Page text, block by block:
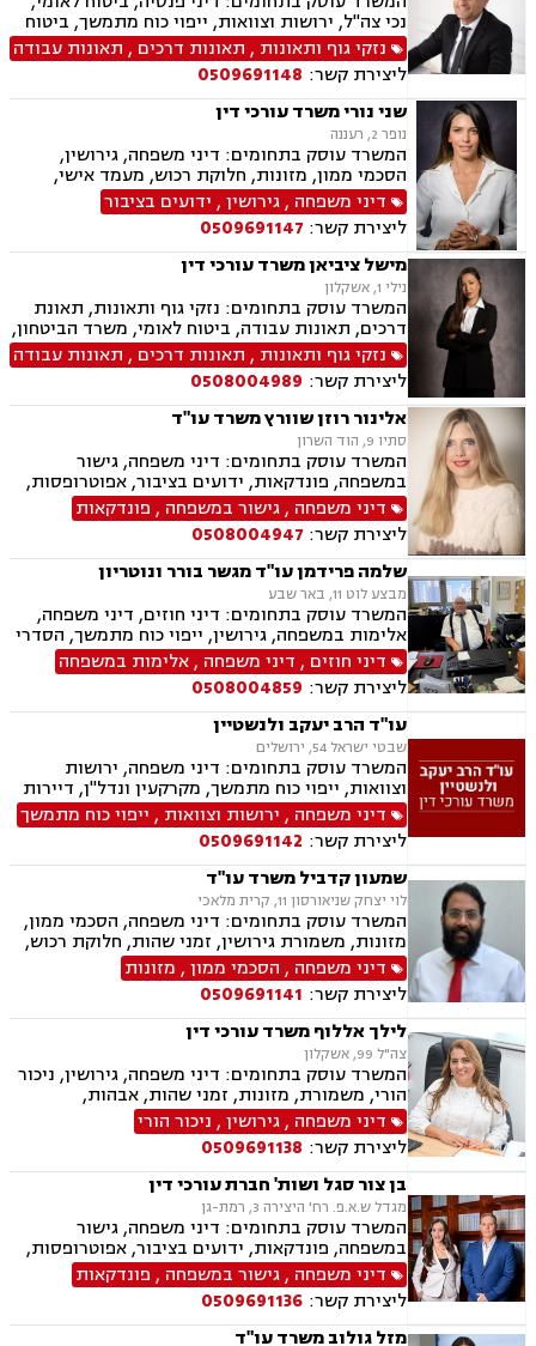
נכי צה"ל, ירושות וצוואות, ייפוי כוח מתמשך, ביטוח
סיעודי, תביעות ביטוח ונזקי רכוש, נזקי גוף ותאונות,
תאונות דרכים, תאונות עבודה, בריאות הנפש, אובדן
כושר עבודה, תאונות תלמידים, רשלנות רפואית.
נזקי גוף ותאונות , תאונות דרכים , תאונות עבודה
ליצירת קשר: 0509691148
שני נורי משרד עורכי דין
נופר 2, רעננה
המשרד עוסק בתחומים: דיני משפחה, גירושין,
הסכמי ממון, מזונות, חלוקת רכוש, מעמד אישי,
תיאום הורי, זמני שהות, אלימות במשפחה, ניכור
הורי, אפוטרופסות, ירושות וצוואות, גישור במשפחה,
ליטיגציה, ייפוי כוח מתמשך
דיני משפחה ,גירושין, ידועים בציבור
ליצירת קשר: 0509691147
מישל ציביאן משרד עורכי דין
נילי 1, אשקלון
המשרד עוסק בתחומים: נזקי גוף ותאונות, תאונת
דרכים, תאונות עבודה, ביטוח לאומי, משרד הביטחון,
נכי צה"ל, נזקי רכוש, ירושות וצוואות, ייפוי כוח
מתמשך, תאונות עקב רשלנות, תאונות תלמידים.
נזקי גוף ותאונות , תאונות דרכים , תאונות עבודה
ליצירת קשר: 0508004989
אלינור רוזן שוורץ משרד עו"ד
סתיו 9, הוד השרון
המשרד עוסק בתחומים: דיני משפחה, גישור
במשפחה, פונדקאות, ידועים בציבור, אפוטרופסות,
פונדקאות חו"ל גיאורגיה, גירושין, הורות חד מינית,
חלוקת רכוש, מעמד אישי, תיאום הורי, חטיפת ילדים,
זמני שהות, ניכור הורי, עסקאות במתנה, ייפוי כוח
מתמשך, ירושות וצוואות.
דיני משפחה ,גישור במשפחה , פונדקאות
ליצירת קשר: 0508004947
שלמה פרידמן עו"ד מגשר בורר ונוטריון
מבצע לוט 11, באר שבע
המשרד עוסק בתחומים: דיני חוזים, דיני משפחה,
אלימות במשפחה, גירושין, ייפוי כוח מתמשך, הסדרי
ראיה, מזונות, ירושות וצוואות, הסכמי ממון, גישור
במשפחה, חדלות פירעון, דיני עבודה, זכויות נשים
בהריון, עסקאות מכר דירה
דיני חוזים , דיני משפחה ,אלימות במשפחה
ליצירת קשר: 0508004859
עו"ד הרב יעקב ולנשטיין
שבטי ישראל 54, ירושלים
המשרד עוסק בתחומים: דיני משפחה, ירושות
וצוואות, ייפוי כוח מתמשך, מקרקעין ונדל"ן, דיירות
מוגנת, עסקאות מכר דירה
דיני משפחה , ירושות וצוואות , ייפוי כוח מתמשך
ליצירת קשר: 0509691142
שמעון קדביל משרד עו"ד
לוי יצחק שניאורסון 11, קרית מלאכי
המשרד עוסק בתחומים: דיני משפחה, הסכמי ממון,
מזונות, משמורת גירושין, זמני שהות, חלוקת רכוש,
מעמד אישי, ניכור הורי, העברת בין דורית, ירושות
וצוואות, ייפוי כוח מתמשך, דיני חוזים, נדל"ן
ומקרקעין, עסקאות מכר דירה, פינוי מושכר
דיני משפחה , הסכמי ממון, מזונות
ליצירת קשר: 0509691141
לילך אללוף משרד עורכי דין
צה"ל 99, אשקלון
המשרד עוסק בתחומים: דיני משפחה, גירושין, ניכור
הורי, משמורת, מזונות, זמני שהות, אבהות,
אפוטרופסות, גישור, חוק הנוער, חלוקת רכוש, ייפוי
כוח מתמשך חדלות פירעון, הוצאה לפועל, מחיקת
והסדרי חובות, פשיטת רגל.
דיני משפחה ,גירושין, ניכור הורי
ליצירת קשר: 0509691138
בן צור סגל ושות' חברת עורכי דין
מגדל ש.א.פ. רח' היצירה 3, רמת-גן
המשרד עוסק בתחומים: דיני משפחה, גישור
במשפחה, פונדקאות, ידועים בציבור, אפוטרופסות,
הסכמי ממון, אבהות, מזונות, החזקת ילדים, גירושין,
הורות חד מינית, נישואים אזרחיים, חוק הנוער,
אימוץ, חלוקת רכוש, מעמד אישי, תיאום הורי, חטיפת
ילדים, זמני שהות, אומנה, ניכור הורי, עסקאות
דיני משפחה ,גישור במשפחה , פונדקאות
ליצירת קשר: 0509691136
מזל גולוב משרד עו"ד